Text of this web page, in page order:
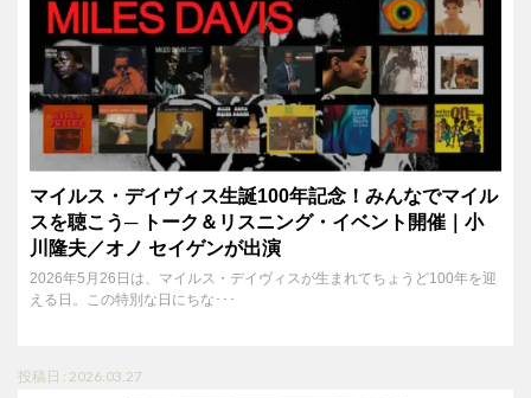
マイルス・デイヴィス生誕100年記念！みんなでマイル
スを聴こう─ トーク＆リスニング・イベント開催｜小
川隆夫／オノ セイゲンが出演
2026年5月26日は、マイルス・デイヴィスが生まれてちょうど100年を迎
える日。この特別な日にちな･･･
投稿日 : 2026.03.27